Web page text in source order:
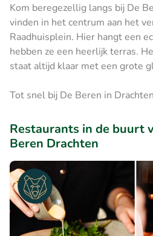
Kom beregezellig langs bij De
vinden in het centrum aan het
Raadhuisplein. Hier hangt een
hebben ze een heerlijk terras.
staat altijd klaar met een grote
Tot snel bij De Beren in
Restaurants in de buurt
Beren Drachten